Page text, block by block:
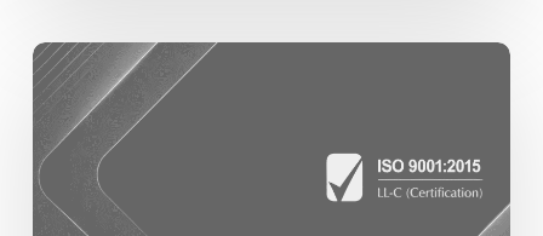
Intesys
Networking
ottiene
la
certificazione
ISO